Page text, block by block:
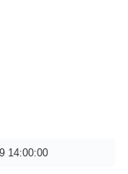
14:00:00